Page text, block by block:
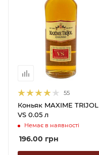
55
Коньяк MAXIME TRIJOL
VS 0.05 л
Немає в наявності
196.00 грн